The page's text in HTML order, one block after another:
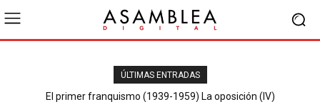
ÚLTIMAS ENTRADAS
El primer franquismo (1939-1959) La oposición (IV)